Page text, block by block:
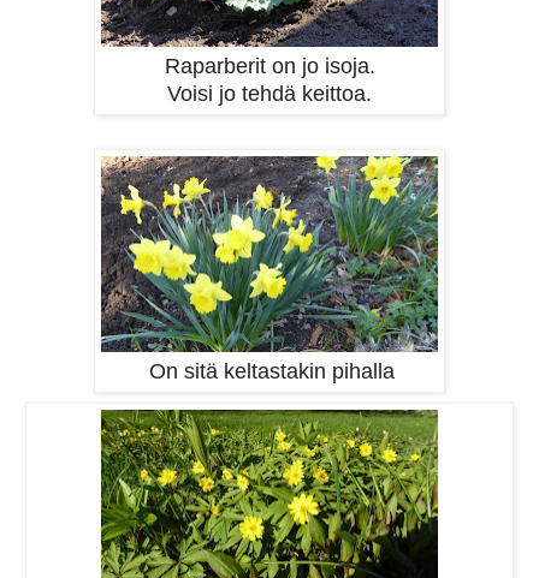
Raparberit on jo isoja.
Voisi jo tehdä keittoa.
On sitä keltastakin pihalla